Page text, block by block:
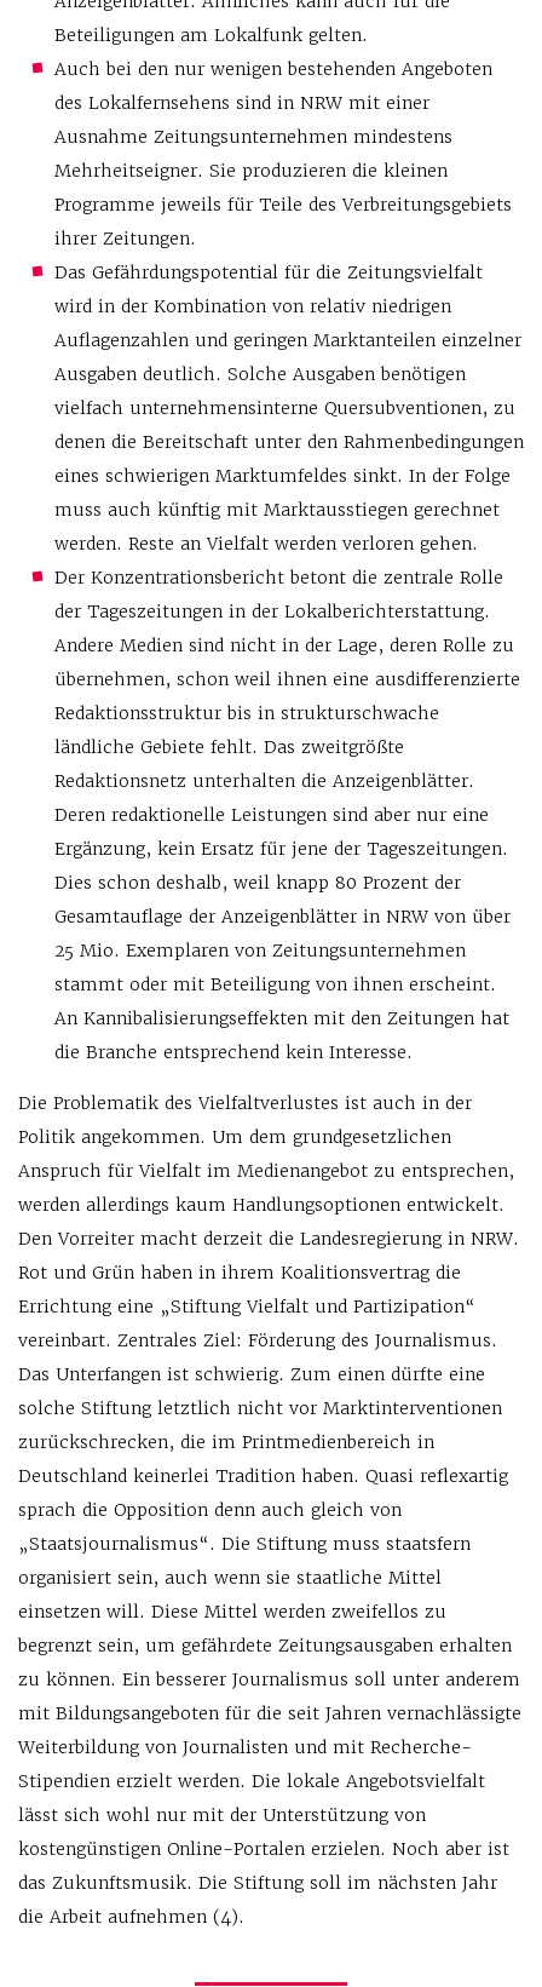
Beteiligungen am Lokalfunk gelten.
Auch bei den nur wenigen bestehenden Angeboten
des Lokalfernsehens sind in NRW mit einer
Ausnahme Zeitungsunternehmen mindestens
Mehrheitseigner. Sie produzieren die kleinen
Programme jeweils für Teile des Verbreitungsgebiets
ihrer Zeitungen.
Das Gefährdungspotential für die Zeitungsvielfalt
wird in der Kombination von relativ niedrigen
Auflagenzahlen und geringen Marktanteilen einzelner
Ausgaben deutlich. Solche Ausgaben benötigen
vielfach unternehmensinterne Quersubventionen, zu
denen die Bereitschaft unter den Rahmenbedingungen
eines schwierigen Marktumfeldes sinkt. In der Folge
muss auch künftig mit Marktausstiegen gerechnet
werden. Reste an Vielfalt werden verloren gehen.
Der Konzentrationsbericht betont die zentrale Rolle
der Tageszeitungen in der Lokalberichterstattung.
Andere Medien sind nicht in der Lage, deren Rolle zu
übernehmen, schon weil ihnen eine ausdifferenzierte
Redaktionsstruktur bis in strukturschwache
ländliche Gebiete fehlt. Das zweitgrößte
Redaktionsnetz unterhalten die Anzeigenblätter.
Deren redaktionelle Leistungen sind aber nur eine
Ergänzung, kein Ersatz für jene der Tageszeitungen.
Dies schon deshalb, weil knapp 80 Prozent der
Gesamtauflage der Anzeigenblätter in NRW von über
25 Mio. Exemplaren von Zeitungsunternehmen
stammt oder mit Beteiligung von ihnen erscheint.
An Kannibalisierungseffekten mit den Zeitungen hat
die Branche entsprechend kein Interesse.
Die Problematik des Vielfaltverlustes ist auch in der
Politik angekommen. Um dem grundgesetzlichen
Anspruch für Vielfalt im Medienangebot zu entsprechen,
werden allerdings kaum Handlungsoptionen entwickelt.
Den Vorreiter macht derzeit die Landesregierung in NRW.
Rot und Grün haben in ihrem Koalitionsvertrag die
Errichtung eine „Stiftung Vielfalt und Partizipation“
vereinbart. Zentrales Ziel: Förderung des Journalismus.
Das Unterfangen ist schwierig. Zum einen dürfte eine
solche Stiftung letztlich nicht vor Marktinterventionen
zurückschrecken, die im Printmedienbereich in
Deutschland keinerlei Tradition haben. Quasi reflexartig
sprach die Opposition denn auch gleich von
„Staatsjournalismus“. Die Stiftung muss staatsfern
organisiert sein, auch wenn sie staatliche Mittel
einsetzen will. Diese Mittel werden zweifellos zu
begrenzt sein, um gefährdete Zeitungsausgaben erhalten
zu können. Ein besserer Journalismus soll unter anderem
mit Bildungsangeboten für die seit Jahren vernachlässigte
Weiterbildung von Journalisten und mit Recherche-
Stipendien erzielt werden. Die lokale Angebotsvielfalt
lässt sich wohl nur mit der Unterstützung von
kostengünstigen Online-Portalen erzielen. Noch aber ist
das Zukunftsmusik. Die Stiftung soll im nächsten Jahr
die Arbeit aufnehmen (4).